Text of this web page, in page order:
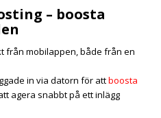
– boosta
från mobilappen, både från en
in via datorn för attboosta
agera snabbt på ett inlägg